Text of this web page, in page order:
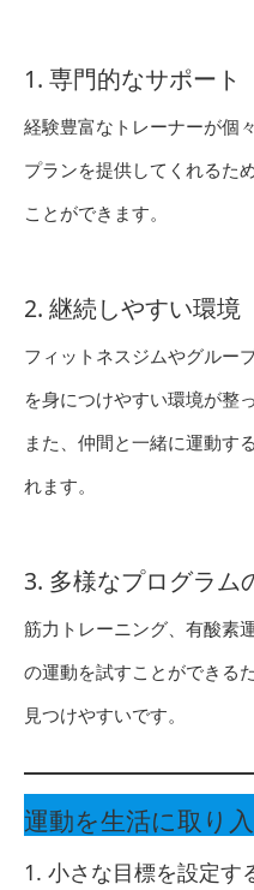
1. 専門的なサポート
経験豊富なトレーナーが個
プランを提供してくれるた
ことができます。
2. 継続しやすい環境
フィットネスジムやグルー
を身につけやすい環境が整
また、仲間と一緒に運動す
れます。
3. 多様なプログラム
筋力トレーニング、有酸素
の運動を試すことができる
見つけやすいです。
運動を生活に取り
1. 小さな目標を設定す